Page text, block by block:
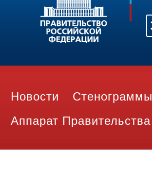
Новости Стенограммы
Аппарат Правительства